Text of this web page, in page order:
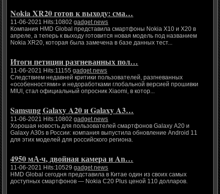
Nokia XR20 готов к выходу: сма…
11-06-2021 Hits:10802gadget news
Компания HMD Global представила смартфоны Nokia X10 и X20 в
апреле, а теперь к выходу готовится новая модель под названием
Nokia XR20, которая была замечена в базе данных тест...
Итоги петиции разгневанных пол…
11-06-2021 Hits:11155gadget news
Следствием недавней критики пользователей, разгневанных
«особенностями» и недоработками глобальной версией прошивки
MIUI, стал официальный опросник Xiaomi, в котор...
Samsung Galaxy A20 и Galaxy A3…
11-06-2021 Hits:10802gadget news
Хорошая новость для пользователей смартфонов Galaxy A20 и
Galaxy A30s в России: компания выпустила обновление Android 11
для этих моделей для российского региона.
4950 мА·ч, двойная камера и An…
11-06-2021 Hits:10529gadget news
HMD Global сегодня представила в Китае один из своих самых
доступных смартфонов — Nokia C20 Plus ценой 110 долларов.